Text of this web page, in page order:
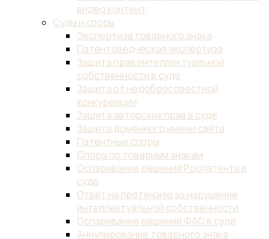
видео контент
Суды и споры
Экспертиза товарного знака
Патентоведческая экспертиза
Защита прав интеллектуальной
собственности в суде
Защита от недобросовестной
конкуренции
Защита авторских прав в суде
Защита доменного имени сайта
Патентные споры
Споры по товарным знакам
Оспаривание решений Роспатента в
суде
Ответ на претензию за нарушение
интеллектуальной собственности
Оспаривание решений ФАС в суде
Аннулирование товарного знака